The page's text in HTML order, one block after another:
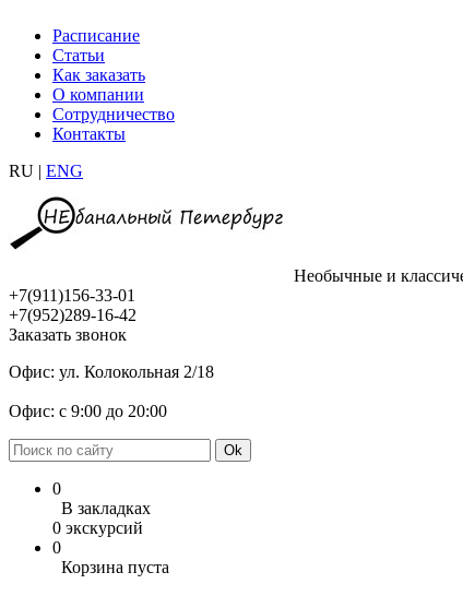
Расписание
Статьи
Как заказать
О компании
Сотрудничество
Контакты
RU | ENG
Необычные и
+7(911)156-33-01
+7(952)289-16-42
Заказать звонок
Офис: ул. Колокольная 2/18
Офис: с 9:00 до 20:00
0
В закладках
0 экскурсий
0
Корзина пуста